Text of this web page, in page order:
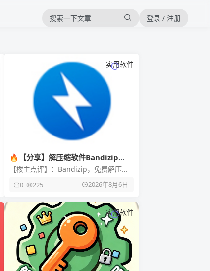
登录 / 注册
实用软件
🔥【分享】解压缩软件Bandizip
v8.00 Beta29
【楼主点评】：Bandizip，免费解压缩
缩文件管理器 【应用名称
0 225 2026年8月6日
实用软件